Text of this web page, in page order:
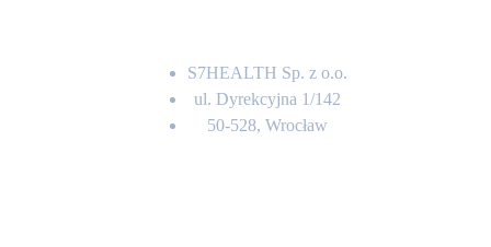
S7HEALTH Sp. z o.o.
ul. Dyrekcyjna 1/142
50-528, Wrocław